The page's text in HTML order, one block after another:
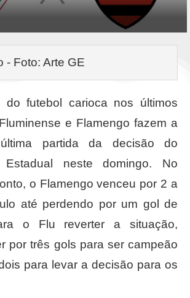
- Foto: Arte GE
do futebol carioca nos últimos
e Flamengo fazem a
partida da decisão do
Estadual neste domingo. No
o Flamengo venceu por 2 a
até perdendo por um gol de
o Flu reverter a situação,
por três gols para ser campeão
para levar a decisão para os